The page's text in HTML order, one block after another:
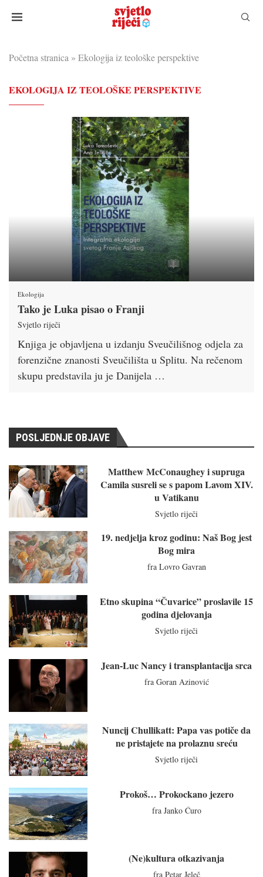
Početna stranica » Ekologija iz teološke perspektive
EKOLOGIJA IZ TEOLOŠKE PERSPEKTIVE
Ekologija
Tako je Luka pisao o Franji
Svjetlo riječi
Knjiga je objavljena u izdanju Sveučilišnog odjela za
forenzične znanosti Sveučilišta u Splitu. Na rečenom
skupu predstavila ju je Danijela …
POSLJEDNJE OBJAVE
Matthew McConaughey i supruga
Camila susreli se s papom Lavom XIV.
u Vatikanu
Svjetlo riječi
19. nedjelja kroz godinu: Naš Bog jest
Bog mira
fra Lovro Gavran
Etno skupina “Čuvarice” proslavile 15
godina djelovanja
Svjetlo riječi
Jean-Luc Nancy i transplantacija srca
fra Goran Azinović
Nuncij Chullikatt: Papa vas potiče da
ne pristajete na prolaznu sreću
Svjetlo riječi
Prokoš… Prokockano jezero
fra Janko Ćuro
(Ne)kultura otkazivanja
fra Petar Jeleč